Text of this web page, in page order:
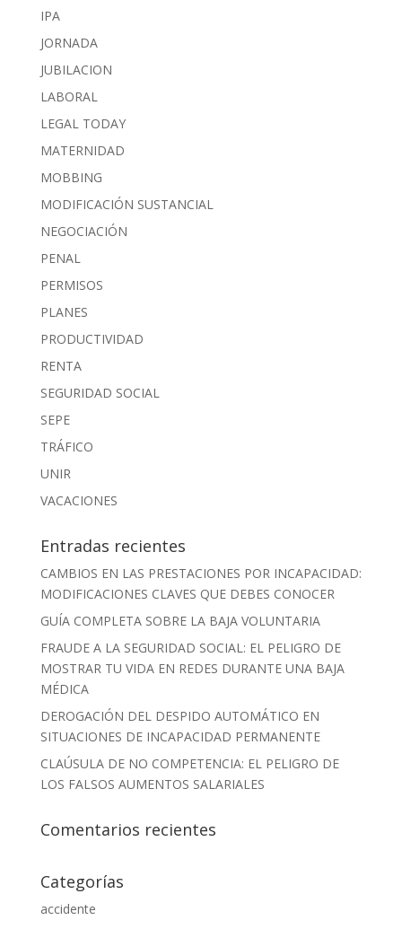
IPA
JORNADA
JUBILACION
LABORAL
LEGAL TODAY
MATERNIDAD
MOBBING
MODIFICACIÓN SUSTANCIAL
NEGOCIACIÓN
PENAL
PERMISOS
PLANES
PRODUCTIVIDAD
RENTA
SEGURIDAD SOCIAL
SEPE
TRÁFICO
UNIR
VACACIONES
Entradas recientes
CAMBIOS EN LAS PRESTACIONES POR INCAPACIDAD:
MODIFICACIONES CLAVES QUE DEBES CONOCER
GUÍA COMPLETA SOBRE LA BAJA VOLUNTARIA
FRAUDE A LA SEGURIDAD SOCIAL: EL PELIGRO DE
MOSTRAR TU VIDA EN REDES DURANTE UNA BAJA
MÉDICA
DEROGACIÓN DEL DESPIDO AUTOMÁTICO EN
SITUACIONES DE INCAPACIDAD PERMANENTE
CLAÚSULA DE NO COMPETENCIA: EL PELIGRO DE
LOS FALSOS AUMENTOS SALARIALES
Comentarios recientes
Categorías
accidente